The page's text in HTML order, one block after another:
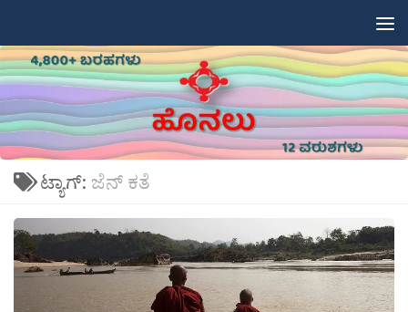
ಟ್ಯಾಗ್: ಜೆನ್ ಕತೆ